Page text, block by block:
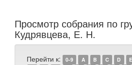
Просмотр собрания по
Кудрявцева, Е. Н.
Перейти к: 0-9 A B C D E